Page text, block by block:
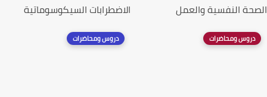
الصحة النفسية والعمل الاضطرابات السيكوسوماتية
دروس ومحاضرات دروس ومحاضرات